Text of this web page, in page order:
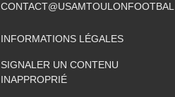
INFORMATIONS LÉGALES
SIGNALER UN CONTENU
INAPPROPRIÉ